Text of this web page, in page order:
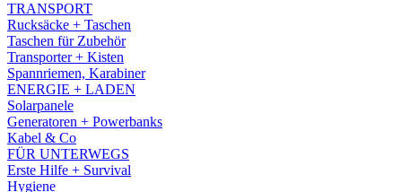
TRANSPORT
Rucksäcke + Taschen
Taschen für Zubehör
Transporter + Kisten
Spannriemen, Karabiner
ENERGIE + LADEN
Solarpanele
Generatoren + Powerbanks
Kabel & Co
FÜR UNTERWEGS
Erste Hilfe + Survival
Hygiene